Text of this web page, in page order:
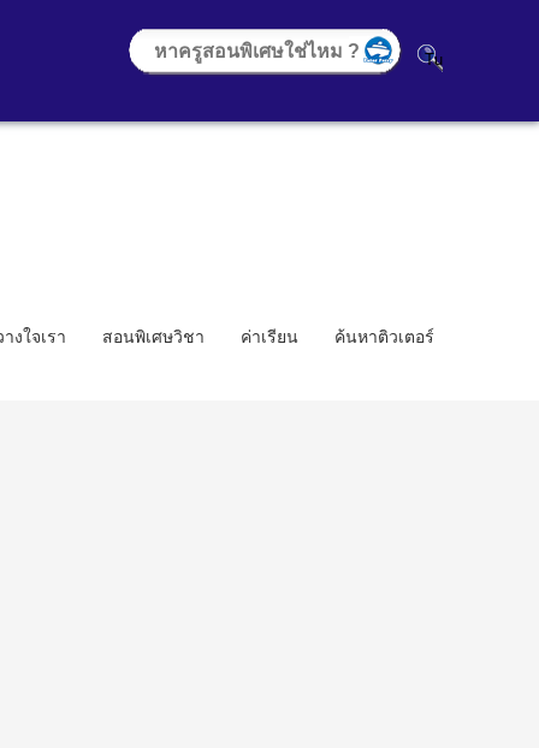
งใจเรา สอนพิเศษวิชา ค่าเรียน ค้นหาติวเตอร์